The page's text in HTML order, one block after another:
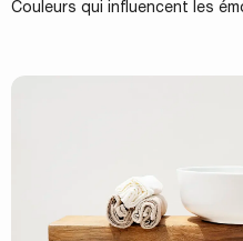
Couleurs qui influencent les